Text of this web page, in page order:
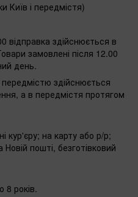
Київ і передмістя)
відправка здійснюється в
замовлені після 12.00
день.
здійснюється
а в передмістя протягом
кур'єру; на карту або р/р;
пошті, безготівковий
8 років.